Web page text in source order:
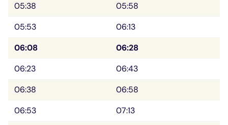
05:38
05:58
05:53
06:13
06:08
06:28
06:23
06:43
06:38
06:58
06:53
07:13